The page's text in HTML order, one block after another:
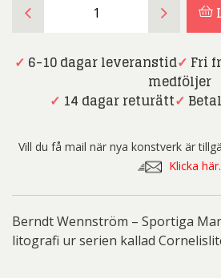
Wennström
Sportiga
mängd
✓ 6-10 dagar leveranstid✓ Fri
medföljer
✓ 14 dagar returätt✓
Vill du få mail när nya konstverk är
Klicka här.
Berndt Wennström – Sportiga
litografi ur serien kallad